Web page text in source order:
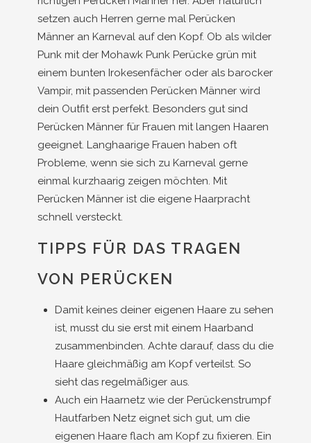
setzen auch Herren gerne mal Perücken
Männer an Karneval auf den Kopf. Ob als wilder
Punk mit der Mohawk Punk Perücke grün mit
einem bunten Irokesenfächer oder als barocker
Vampir, mit passenden Perücken Männer wird
dein Outfit erst perfekt. Besonders gut sind
Perücken Männer für Frauen mit langen Haaren
geeignet. Langhaarige Frauen haben oft
Probleme, wenn sie sich zu Karneval gerne
einmal kurzhaarig zeigen möchten. Mit
Perücken Männer ist die eigene Haarpracht
schnell versteckt.
TIPPS FÜR DAS TRAGEN
VON PERÜCKEN
Damit keines deiner eigenen Haare zu sehen
ist, musst du sie erst mit einem Haarband
zusammenbinden. Achte darauf, dass du die
Haare gleichmäßig am Kopf verteilst. So
sieht das regelmäßiger aus.
Auch ein Haarnetz wie der Perückenstrumpf
Hautfarben Netz eignet sich gut, um die
eigenen Haare flach am Kopf zu fixieren. Ein